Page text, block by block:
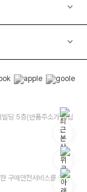
딩 5층(반품주소가 아닙
구매안전서비스를 이용